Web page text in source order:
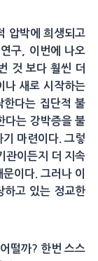
압박에 희생되고
구, 이번에 나오
것 보다 훨씬 더
나 새로 시작하는
한다는 집단적 불
다는 강박증을 불
마련이다. 그렇
관이든지 더 지속
이다. 그러나 이
하고 있는 정교한
떨까? 한번 스스